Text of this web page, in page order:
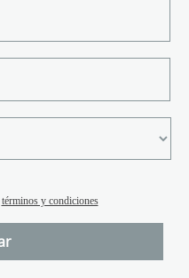
términos y condiciones